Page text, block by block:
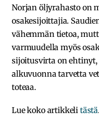
Norjan öljyrahasto on
osakesijoittajia.
vähemmän tietoa,
varmuudella myös
sijoitusvirta on ehtinyt,
alkuvuonna tarvetta
toteaa.
Lue koko artikkeli tästä.